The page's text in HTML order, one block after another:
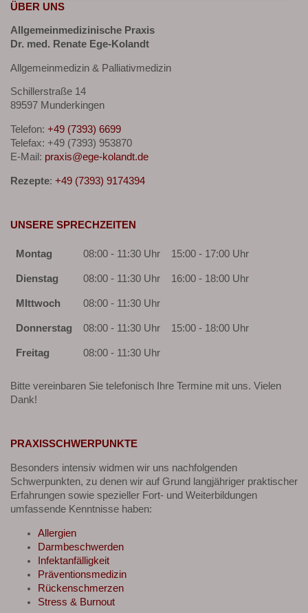
ÜBER UNS
Allgemeinmedizinische Praxis
Dr. med. Renate Ege-Kolandt
Allgemeinmedizin & Palliativmedizin
Schillerstraße 14
89597 Munderkingen
Telefon: +49 (7393) 6699
Telefax: +49 (7393) 953870
E-Mail: praxis@ege-kolandt.de
Rezepte: +49 (7393) 9174394
UNSERE SPRECHZEITEN
Montag 08:00 - 11:30 Uhr 15:00 - 17:00 Uhr
Dienstag 08:00 - 11:30 Uhr 16:00 - 18:00 Uhr
MIttwoch 08:00 - 11:30 Uhr
Donnerstag 08:00 - 11:30 Uhr 15:00 - 18:00 Uhr
Freitag 08:00 - 11:30 Uhr
Bitte vereinbaren Sie telefonisch Ihre Termine mit uns. Vielen
Dank!
PRAXISSCHWERPUNKTE
Besonders intensiv widmen wir uns nachfolgenden
Schwerpunkten, zu denen wir auf Grund langjähriger praktischer
Erfahrungen sowie spezieller Fort- und Weiterbildungen
umfassende Kenntnisse haben:
Allergien
Darmbeschwerden
Infektanfälligkeit
Präventionsmedizin
Rückenschmerzen
Stress & Burnout